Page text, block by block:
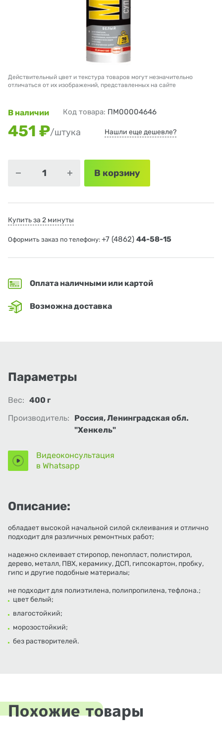
Действительный цвет и текстура товаров могут незначительно
отличаться от их изображений, представленных на сайте
В наличии Код товара: ПМ00004646
451 ₽/штука Нашли еще дешевле?
В корзину
Купить за 2 минуты
Оформить заказ по телефону: +7 (4862) 44-58-15
Оплата наличными или картой
Возможна доставка
Параметры
Вес: 400 г
Производитель:
Россия, Ленинградская обл.
"Хенкель"
Видеоконсультация
в Whatsapp
Описание:
обладает высокой начальной силой склеивания и отлично
подходит для различных ремонтных работ;
надежно склеивает стиропор, пенопласт, полистирол,
дерево, металл, ПВХ, керамику, ДСП, гипсокартон, пробку,
гипс и другие подобные материалы;
не подходит для полиэтилена, полипропилена, тефлона.;
цвет белый;
влагостойкий;
морозостойкий;
без растворителей.
Похожие товары